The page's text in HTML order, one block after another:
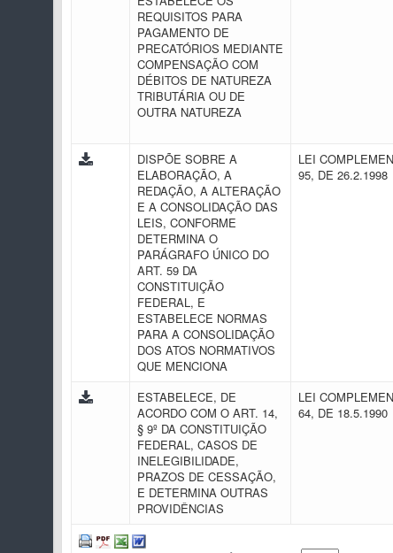
REQUISITOS PARA
PAGAMENTO DE
PRECATÓRIOS MEDIANTE
COMPENSAÇÃO COM
DÉBITOS DE NATUREZA
TRIBUTÁRIA OU DE
OUTRA NATUREZA
DISPÕE SOBRE A
ELABORAÇÃO, A
REDAÇÃO, A ALTERAÇÃO
E A CONSOLIDAÇÃO DAS
LEIS, CONFORME
DETERMINA O
PARÁGRAFO ÚNICO DO
ART. 59 DA
CONSTITUIÇÃO
FEDERAL, E
ESTABELECE NORMAS
PARA A CONSOLIDAÇÃO
DOS ATOS NORMATIVOS
QUE MENCIONA
LEI
95, DE 26.2.1998
ESTABELECE, DE
ACORDO COM O ART. 14,
§ 9º DA CONSTITUIÇÃO
FEDERAL, CASOS DE
INELEGIBILIDADE,
PRAZOS DE CESSAÇÃO,
E DETERMINA OUTRAS
PROVIDÊNCIAS
LEI
64, DE 18.5.1990